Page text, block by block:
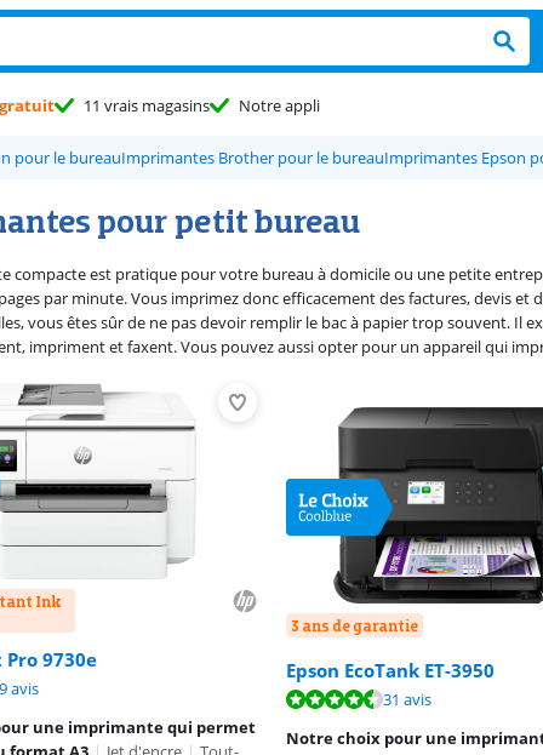
gratuit 11 vrais magasins Notre appli
pour le bureauImprimantes Brother pour le bureauImprimantes Epson
pour petit bureau
compacte est pratique pour votre bureau à domicile ou une petite
par minute. Vous imprimez donc efficacement des factures, devis
vous êtes sûr de ne pas devoir remplir le bac à papier trop souvent.
impriment et faxent. Vous pouvez aussi opter pour un appareil qui
Ink
Pro 9730e
sur 10, basée sur 29 avis.
avis
une imprimante qui permet
3 ans de garantie
Epson EcoTank ET-3950
sur 10, basée sur 31 avis.
31 avis
Notre choix pour une